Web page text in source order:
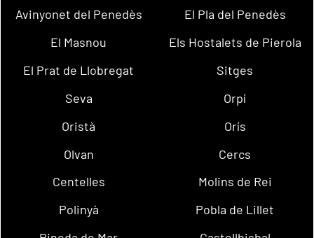
Avinyonet del Penedès
El Pla del Penedès
El Masnou
Els Hostalets de Pierola
El Prat de Llobregat
Sitges
Seva
Orpí
Oristà
Orís
Olvan
Cercs
Centelles
Molins de Rei
Polinyà
Pobla de Lillet